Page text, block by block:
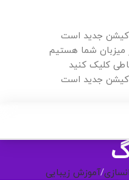
جدید است
میزبان شما هستیم
کلیک کنید
جدید است
آموزش زیبایی